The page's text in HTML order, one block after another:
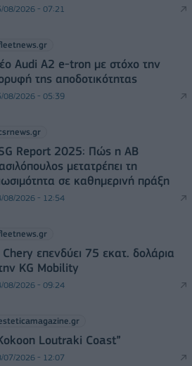
08/2026 - 07:21
Audi A2 e-tron με στόχο την
της αποδοτικότητας
08/2026 - 05:39
Report 2025: Πώς η ΑΒ
μετατρέπει τη
σε καθημερινή πράξη
08/2026 - 12:54
επενδύει 75 εκατ. δολάρια
KG Mobility
08/2026 - 09:24
Loutraki Coast”
07/2026 - 12:07